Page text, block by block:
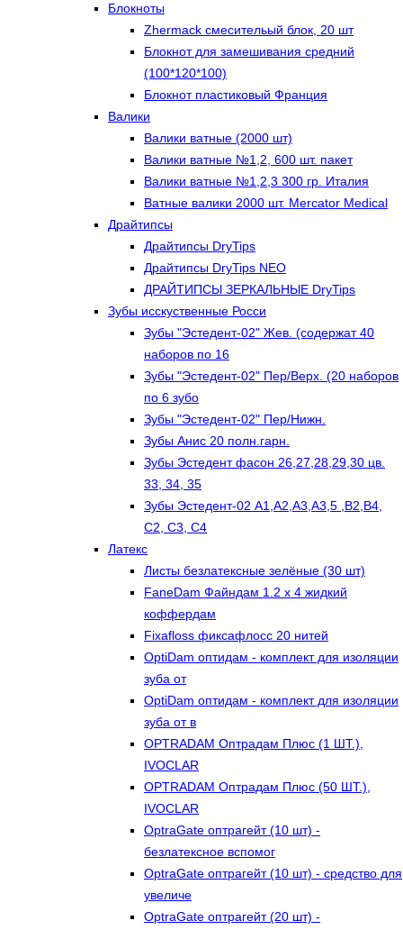
Блокноты
Zhermack смесительый блок, 20 шт
Блокнот для замешивания средний
(100*120*100)
Блокнот пластиковый Франция
Валики
Валики ватные (2000 шт)
Валики ватные №1,2, 600 шт. пакет
Валики ватные №1,2,3 300 гр. Италия
Ватные валики 2000 шт. Mercator Medical
Драйтипсы
Драйтипсы DryTips
Драйтипсы DryTips NEO
ДРАЙТИПСЫ ЗЕРКАЛЬНЫЕ DryTips
Зубы исскуственные Росси
Зубы "Эстедент-02" Жев. (содержат 40
наборов по 16
Зубы "Эстедент-02" Пер/Верх. (20 наборов
по 6 зубо
Зубы "Эстедент-02" Пер/Нижн.
Зубы Анис 20 полн.гарн.
Зубы Эстедент фасон 26,27,28,29,30 цв.
33, 34, 35
Зубы Эстедент-02 А1,А2,А3,А3,5 ,В2,В4,
С2, С3, С4
Латекс
Листы безлатексные зелёные (30 шт)
FaneDam Файндам 1.2 х 4 жидкий
коффердам
Fixafloss фиксафлосс 20 нитей
OptiDam оптидам - комплект для изоляции
зуба от
OptiDam оптидам - комплект для изоляции
зуба от в
OPTRADAM Оптрадам Плюс (1 ШТ.),
IVOCLAR
OPTRADAM Оптрадам Плюс (50 ШТ.),
IVOCLAR
OptraGate оптрагейт (10 шт) -
безлатексное вспомог
OptraGate оптрагейт (10 шт) - средство для
увеличе
OptraGate оптрагейт (20 шт) -